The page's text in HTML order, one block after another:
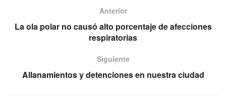
Anterior
La ola polar no causó alto porcentaje de afecciones
respiratorias
Siguiente
Allanamientos y detenciones en nuestra ciudad